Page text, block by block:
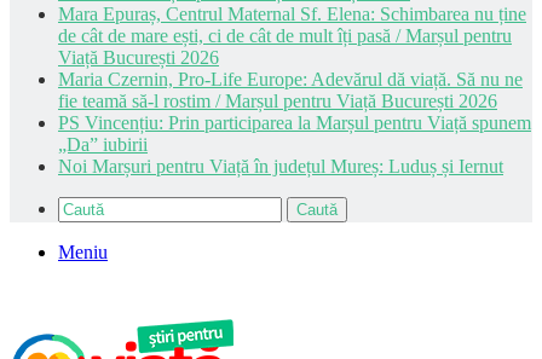
Mara Epuraș, Centrul Maternal Sf. Elena: Schimbarea nu ține
de cât de mare ești, ci de cât de mult îți pasă / Marșul pentru
Viață București 2026
Maria Czernin, Pro-Life Europe: Adevărul dă viață. Să nu ne
fie teamă să-l rostim / Marșul pentru Viață București 2026
PS Vincențiu: Prin participarea la Marșul pentru Viață spunem
„Da” iubirii
Noi Marșuri pentru Viață în județul Mureș: Luduș și Iernut
Caută
Meniu